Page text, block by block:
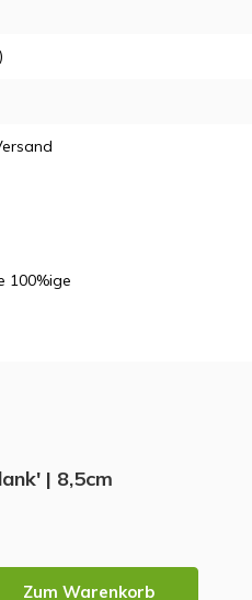
100%ige
| 8,5cm
Zum Warenkorb